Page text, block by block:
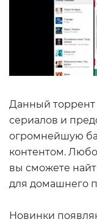
Данный торрент
сериалов и
огромнейшую
контентом.
вы сможете
для домашнего
Новинки